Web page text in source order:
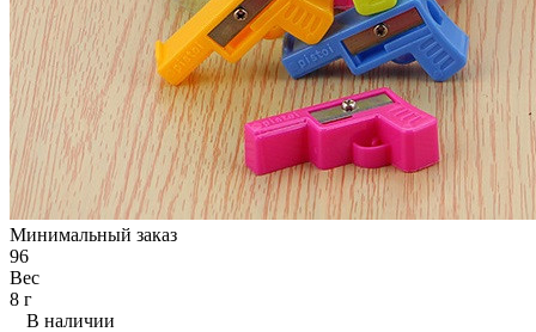
Минимальный заказ
96
Вес
8 г
В наличии